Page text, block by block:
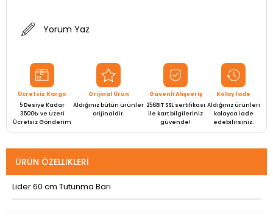
Yorum Yaz
Ücretsiz Kargo
5 Desiye Kadar
3500₺ ve Üzeri
Ücretsiz Gönderim
Orijinal Ürün
Aldığınız bütün ürünler
orijinaldir.
Güvenli Alışveriş
256BIT SSL sertifikası
ile kart bilgileriniz
güvende!
Kolay İade
Aldığınız ürünleri
kolayca iade
edebilirsiniz.
ÜRÜN ÖZELLIKLERI
Lider 60 cm Tutunma Barı